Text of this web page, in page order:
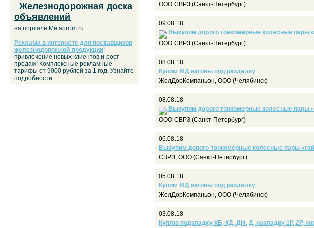
ООО СВРЗ (Санкт-Петербург)
09.08.18
Выкупим дорого тонкомерные колесные пары
ООО СВРЗ (Санкт-Петербург)
08.08.18
Купим ЖД вагоны под разделку
ЖелДорКомпаньон, ООО (Челябинск)
08.08.18
Выкупим дорого тонкомерные колесные пары
ООО СВРЗ (Санкт-Петербург)
06.08.18
Выкупим дорого тонкомерные колесные пары
СВРЗ, ООО (Санкт-Петербург)
05.08.18
Купим ЖД вагоны под разделку
ЖелДорКомпаньон, ООО (Челябинск)
03.08.18
Куплю подкладку КБ, КД, ДН, Д, накладку 1Р, 2Р,
Железнодорожная доска
объявлений
на портале Metaprom.ru
Реклама в интернете для поставщиков
железнодорожной продукции:
привлечение новых клиентов и рост
продаж! Комплексные рекламные
тарифы от 9000 рублей за 1 год. Узнайте
подробности.